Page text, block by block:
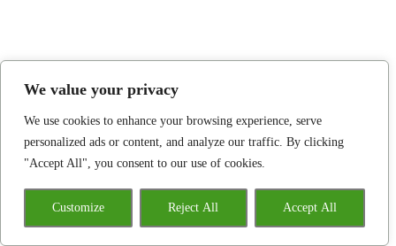
We value your privacy
We use cookies to enhance your browsing experience, serve
personalized ads or content, and analyze our traffic. By clicking
"Accept All", you consent to our use of cookies.
Customize Reject All Accept All